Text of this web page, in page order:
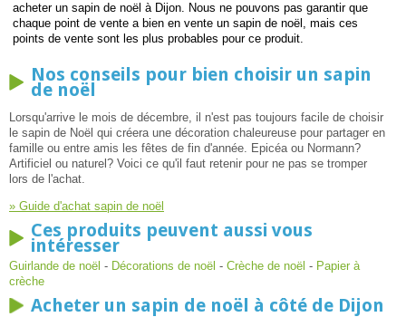
acheter un sapin de noël à Dijon. Nous ne pouvons pas garantir que
chaque point de vente a bien en vente un sapin de noël, mais ces
points de vente sont les plus probables pour ce produit.
Nos conseils pour bien choisir un sapin
de noël
Lorsqu'arrive le mois de décembre, il n'est pas toujours facile de choisir
le sapin de Noël qui créera une décoration chaleureuse pour partager en
famille ou entre amis les fêtes de fin d'année. Epicéa ou Normann?
Artificiel ou naturel? Voici ce qu'il faut retenir pour ne pas se tromper
lors de l'achat.
» Guide d'achat sapin de noël
Ces produits peuvent aussi vous
intéresser
Guirlande de noël - Décorations de noël - Crèche de noël - Papier à
crèche
Acheter un sapin de noël à côté de Dijon